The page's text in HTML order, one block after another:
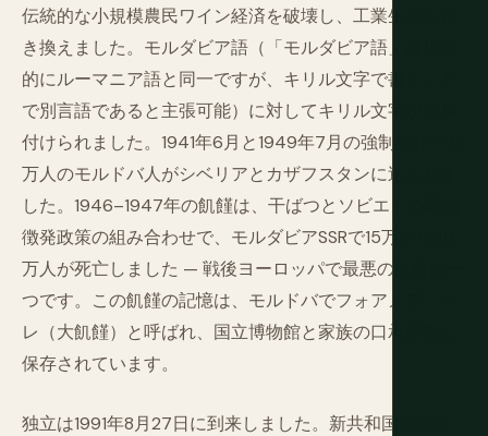
伝統的な小規模農民ワイン経済を破壊し、工業生産に置
き換えました。モルダビア語（「モルダビア語」は構造
的にルーマニア語と同一ですが、キリル文字で書くこと
で別言語であると主張可能）に対してキリル文字が義務
付けられました。1941年6月と1949年7月の強制移住で数
万人のモルドバ人がシベリアとカザフスタンに送られま
した。1946–1947年の飢饉は、干ばつとソビエトの穀物
徴発政策の組み合わせで、モルダビアSSRで15万から30
万人が死亡しました — 戦後ヨーロッパで最悪の飢饉の一
つです。この飢饉の記憶は、モルドバでフォアメア・マ
レ（大飢饉）と呼ばれ、国立博物館と家族の口承歴史に
保存されています。
独立は1991年8月27日に到来しました。新共和国の言語